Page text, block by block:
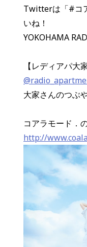
Twitterは「#コ
いね！
YOKOHAMA
【レディアパ大
大家さんのつぶ
コアラモード．
http://